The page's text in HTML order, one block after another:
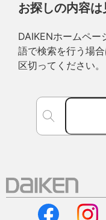
お探しの内容
DAIKENホームペー
語で検索を行う場
区切ってください。